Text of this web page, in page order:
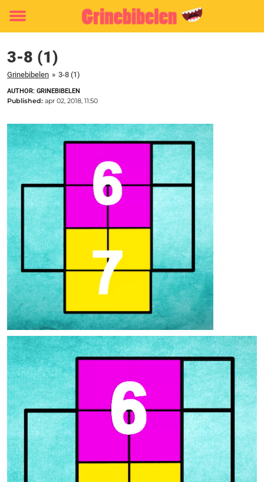
Toggle
3-8 (1)
Grinebibelen » 3-8 (1)
AUTHOR: GRINEBIBELEN
Published: apr 02, 2018, 11:50